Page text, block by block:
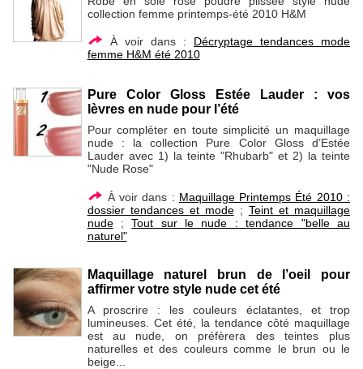
collection femme printemps-été 2010 H&M
À voir dans : Décryptage tendances mode
femme H&M été 2010
Pure Color Gloss Estée Lauder : vos
lèvres en nude pour l’été
Pour compléter en toute simplicité un maquillage
nude : la collection Pure Color Gloss d’Estée
Lauder avec 1) la teinte "Rhubarb" et 2) la teinte
"Nude Rose"
À voir dans : Maquillage Printemps Été 2010 :
dossier tendances et mode; Teint et maquillage
nude;Tout sur le nude : tendance "belle au
naturel"
Maquillage naturel brun de l’oeil pour
affirmer votre style nude cet été
A proscrire : les couleurs éclatantes, et trop
lumineuses. Cet été, la tendance côté maquillage
est au nude, on préfèrera des teintes plus
naturelles et des couleurs comme le brun ou le
beige...